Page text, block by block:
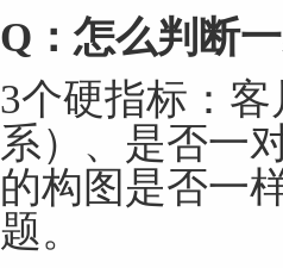
Q ：怎么判断
3个硬指标：
系）、是否一
的构图是否一
题。